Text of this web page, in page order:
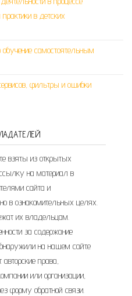
в детских
самостоятельным
фильтры и ошибки
взяты из открытых
на материал в
сайта и
в ознакомительных целях.
их владельцам.
за содержание
на нашем сайте
права,
или организации,
форму обратной связи.